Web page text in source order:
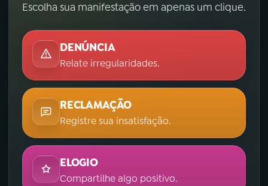
Escolha sua manifestação em apenas um clique.
DENÚNCIA
Relate irregularidades.
RECLAMAÇÃO
Registre sua insatisfação.
ELOGIO
Compartilhe algo positivo.